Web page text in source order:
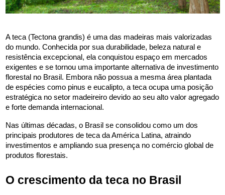
A teca (Tectona grandis) é uma das madeiras mais valorizadas
do mundo. Conhecida por sua durabilidade, beleza natural e
resistência excepcional, ela conquistou espaço em mercados
exigentes e se tornou uma importante alternativa de investimento
florestal no Brasil. Embora não possua a mesma área plantada
de espécies como pinus e eucalipto, a teca ocupa uma posição
estratégica no setor madeireiro devido ao seu alto valor agregado
e forte demanda internacional.
Nas últimas décadas, o Brasil se consolidou como um dos
principais produtores de teca da América Latina, atraindo
investimentos e ampliando sua presença no comércio global de
produtos florestais.
O crescimento da teca no Brasil